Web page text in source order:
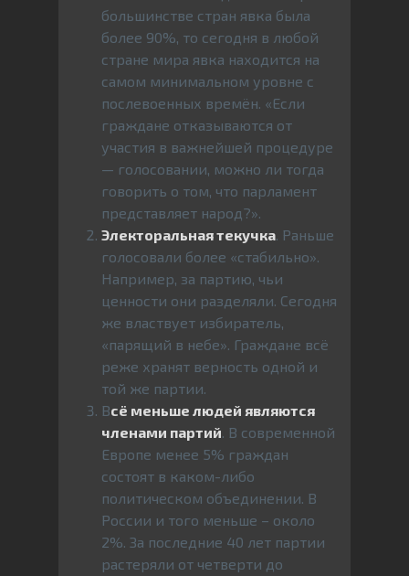
большинстве стран явка была
более 90%, то сегодня в любой
стране мира явка находится на
самом минимальном уровне с
послевоенных времён. «Если
граждане отказываются от
участия в важнейшей процедуре
— голосовании, можно ли тогда
говорить о том, что парламент
представляет народ?».
Электоральная текучка. Раньше
голосовали более «стабильно».
Например, за партию, чьи
ценности они разделяли. Сегодня
же властвует избиратель,
«парящий в небе». Граждане всё
реже хранят верность одной и
той же партии.
Всё меньше людей являются
членами партий. В современной
Европе менее 5% граждан
состоят в каком-либо
политическом объединении. В
России и того меньше – около
2%. За последние 40 лет партии
растеряли от четверти до